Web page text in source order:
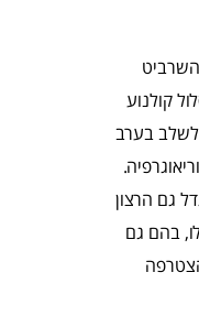
קולנוע
לשלב בערב
גם הרצון
בהם גם